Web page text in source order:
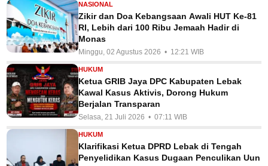
NASIONAL
Zikir dan Doa Kebangsaan Awali HUT Ke-81
RI, Lebih dari 100 Ribu Jemaah Hadir di
Monas
Minggu, 02 Agustus 2026 • 12:21 WIB
HUKUM
Ketua GRIB Jaya DPC Kabupaten Lebak
Kawal Kasus Aktivis, Dorong Hukum
Berjalan Transparan
Selasa, 21 Juli 2026 • 07:11 WIB
HUKUM
Klarifikasi Ketua DPRD Lebak di Tengah
Penyelidikan Kasus Dugaan Penculikan Uun